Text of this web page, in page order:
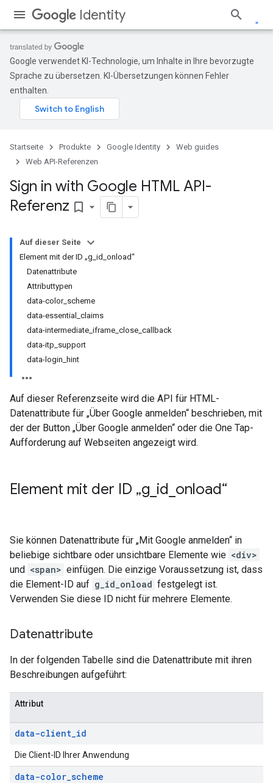
Identity
Google verwendet KI-Technologie, um Inhalte in Ihre bevorzugte
Sprache zu übersetzen. KI-Übersetzungen können Fehler
enthalten.
Startseite Produkte Google Identity
Web guides
Web API-Referenzen
Sign in with Google HTML API-
Referenz bookmark_border
Auf dieser Seite
Element mit der ID „g_id_onload“
Datenattribute
Attributtypen
data-color_scheme
data-essential_claims
data-intermediate_iframe_close_callback
data-itp_support
data-login_hint
Auf dieser Referenzseite wird die API für HTML-
Datenattribute für „Über Google anmelden“ beschrieben, mit
der der Button „Über Google anmelden“ oder die One Tap-
Aufforderung auf Webseiten angezeigt wird.
Element mit der ID „g id onload“
Sie können Datenattribute für „Mit Google anmelden“ in
beliebige sichtbare oder unsichtbare Elemente wie <div>
und <span> einfügen. Die einzige Voraussetzung ist, dass
die Element-ID auf g_id_onload festgelegt ist.
Verwenden Sie diese ID nicht für mehrere Elemente.
Datenattribute
In der folgenden Tabelle sind die Datenattribute mit ihren
Beschreibungen aufgeführt:
Attribut
data-client_id
Die Client-ID Ihrer Anwendung
data-color_scheme